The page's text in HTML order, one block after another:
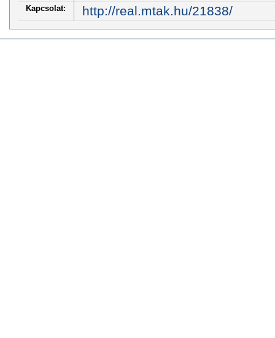
Kapcsolat: http://real.mtak.hu/21838/